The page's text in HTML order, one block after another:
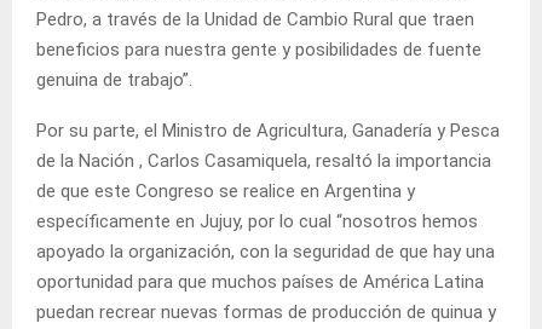
Pedro, a través de la Unidad de Cambio Rural que traen
beneficios para nuestra gente y posibilidades de fuente
genuina de trabajo”.
Por su parte, el Ministro de Agricultura, Ganadería y Pesca
de la Nación , Carlos Casamiquela, resaltó la importancia
de que este Congreso se realice en Argentina y
específicamente en Jujuy, por lo cual “nosotros hemos
apoyado la organización, con la seguridad de que hay una
oportunidad para que muchos países de América Latina
puedan recrear nuevas formas de producción de quinua y